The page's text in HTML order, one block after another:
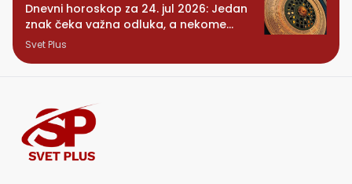
Dnevni horoskop za 24. jul 2026: Jedan
znak čeka važna odluka, a nekome
stiže iznenađenje
Svet Plus